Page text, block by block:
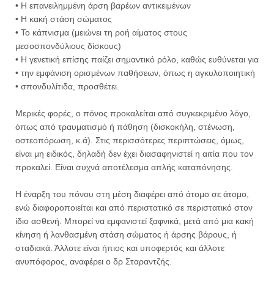
• Η επανειλημμένη άρση βαρέων αντικειμένων
• Η κακή στάση σώματος
• Το κάπνισμα (μειώνει τη ροή αίματος στους
μεσοσπονδύλιους δίσκους)
• Η γενετική επίσης παίζει σημαντικό ρόλο, καθώς ευθύνεται για
• την εμφάνιση ορισμένων παθήσεων, όπως η αγκυλοποιητική
• σπονδυλίτιδα, προσθέτει.
Μερικές φορές, ο πόνος προκαλείται από συγκεκριμένο λόγο,
όπως από τραυματισμό ή πάθηση (δισκοκήλη, στένωση,
οστεοπόρωση, κ.ά). Στις περισσότερες περιπτώσεις, όμως,
είναι μη ειδικός, δηλαδή δεν έχει διασαφηνιστεί η αιτία που τον
προκαλεί. Είναι συχνά αποτέλεσμα απλής καταπόνησης.
Η έναρξη του πόνου στη μέση διαφέρει από άτομο σε άτομο,
ενώ διαφοροποιείται και από περιστατικό σε περιστατικό στον
ίδιο ασθενή. Μπορεί να εμφανιστεί ξαφνικά, μετά από μια κακή
κίνηση ή λανθασμένη στάση σώματος ή άρσης βάρους, ή
σταδιακά. Άλλοτε είναι ήπιος και υποφερτός και άλλοτε
ανυπόφορος, αναφέρει ο δρ Σταραντζής.